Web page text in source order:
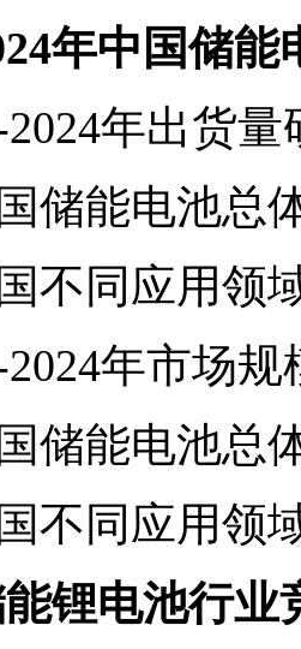
年中国储
年出货量
储能电池总
国不同应用领
年市场规
储能电池总
国不同应用领
锂电池行业